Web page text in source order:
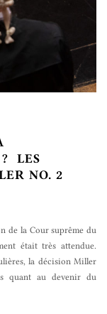
LES
NO. 2
de la Cour suprême du
était très attendue.
la décision Miller
quant au devenir du